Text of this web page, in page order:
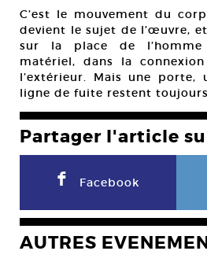
C’est le mouvement du
devient le sujet de l’œuvre,
sur la place de l’homme
matériel, dans la
l’extérieur. Mais une porte,
ligne de fuite restent
Partager l'article
F Facebook
AUTRES